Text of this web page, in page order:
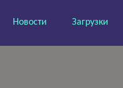
Новости Загрузки